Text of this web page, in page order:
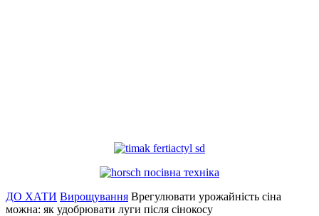
ДО ХАТИ Вирощування Врегулювати урожайність сіна
можна: як удобрювати луги після сінокосу